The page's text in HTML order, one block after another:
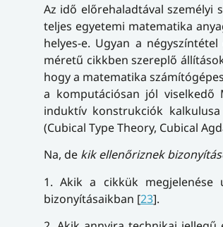
Az idő előrehaladtával
teljes egyetemi matematika
helyes-e. Ugyan a
méretű cikkben szereplő
hogy a matematika
a komputációsan jól viselkedő
induktív konstrukciók
(Cubical Type Theory, Cubical
Na, de kik ellenőriznek
1. Akik a cikkük
bizonyításaikban [23].